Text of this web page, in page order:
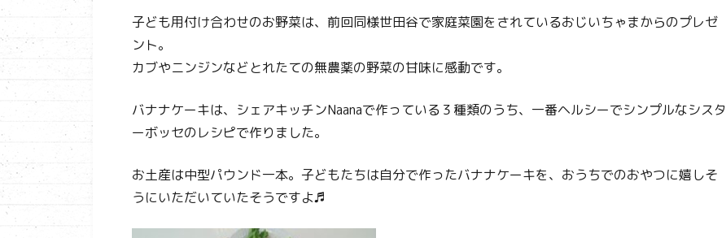
子ども用付け合わせのお野菜は、前回同様世田谷で家庭菜園をされているおじいちゃまからのプレゼ
ント。
カブやニンジンなどとれたての無農薬の野菜の甘味に感動です。
バナナケーキは、シェアキッチンNaanaで作っている３種類のうち、一番ヘルシーでシンプルなシスタ
ーボッセのレシピで作りました。
お土産は中型パウンド一本。子どもたちは自分で作ったバナナケーキを、おうちでのおやつに嬉しそ
うにいただいていたそうですよ♬